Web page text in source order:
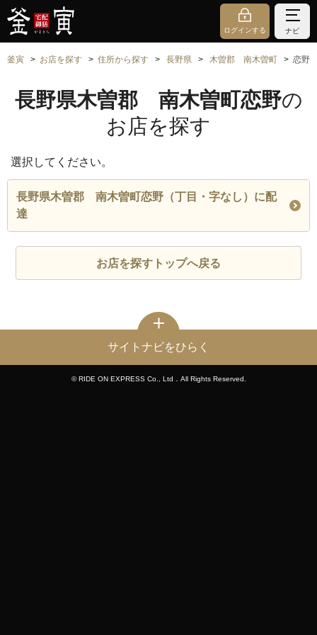
ログインする ナビ
釜寅 お店を探す 住所から探す 長野県 木曽郡 南木曽町 恋野
長野県木曽郡 南木曽町恋野の
お店を探す
選択してください。
長野県木曽郡 南木曽町恋野（丁目・字なし）に配
達
お店を探すトップへ戻る
サイトナビをひらく
© RIDE ON EXPRESS Co., Ltd．All Rights Reserved.